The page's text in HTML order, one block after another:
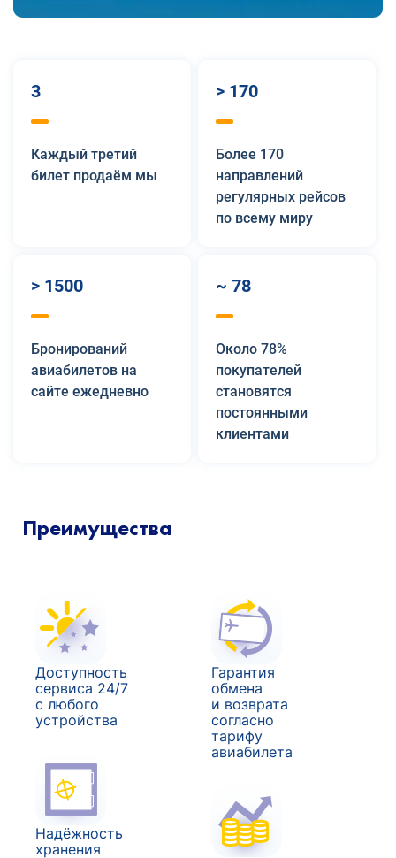
3
Каждый третий
билет продаём мы
> 170
Более 170
направлений
регулярных рейсов
по всему миру
> 1500
Бронирований
авиабилетов на
сайте ежедневно
~ 78
Около 78%
покупателей
становятся
постоянными
клиентами
Преимущества
Доступность
сервиса 24/7
с любого
устройства
Надёжность
хранения
Гарантия
обмена
и возврата
согласно
тарифу
авиабилета